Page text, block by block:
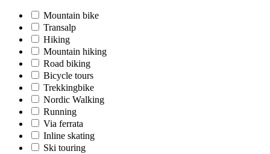
Mountain bike
Transalp
Hiking
Mountain hiking
Road biking
Bicycle tours
Trekkingbike
Nordic Walking
Running
Via ferrata
Inline skating
Ski touring